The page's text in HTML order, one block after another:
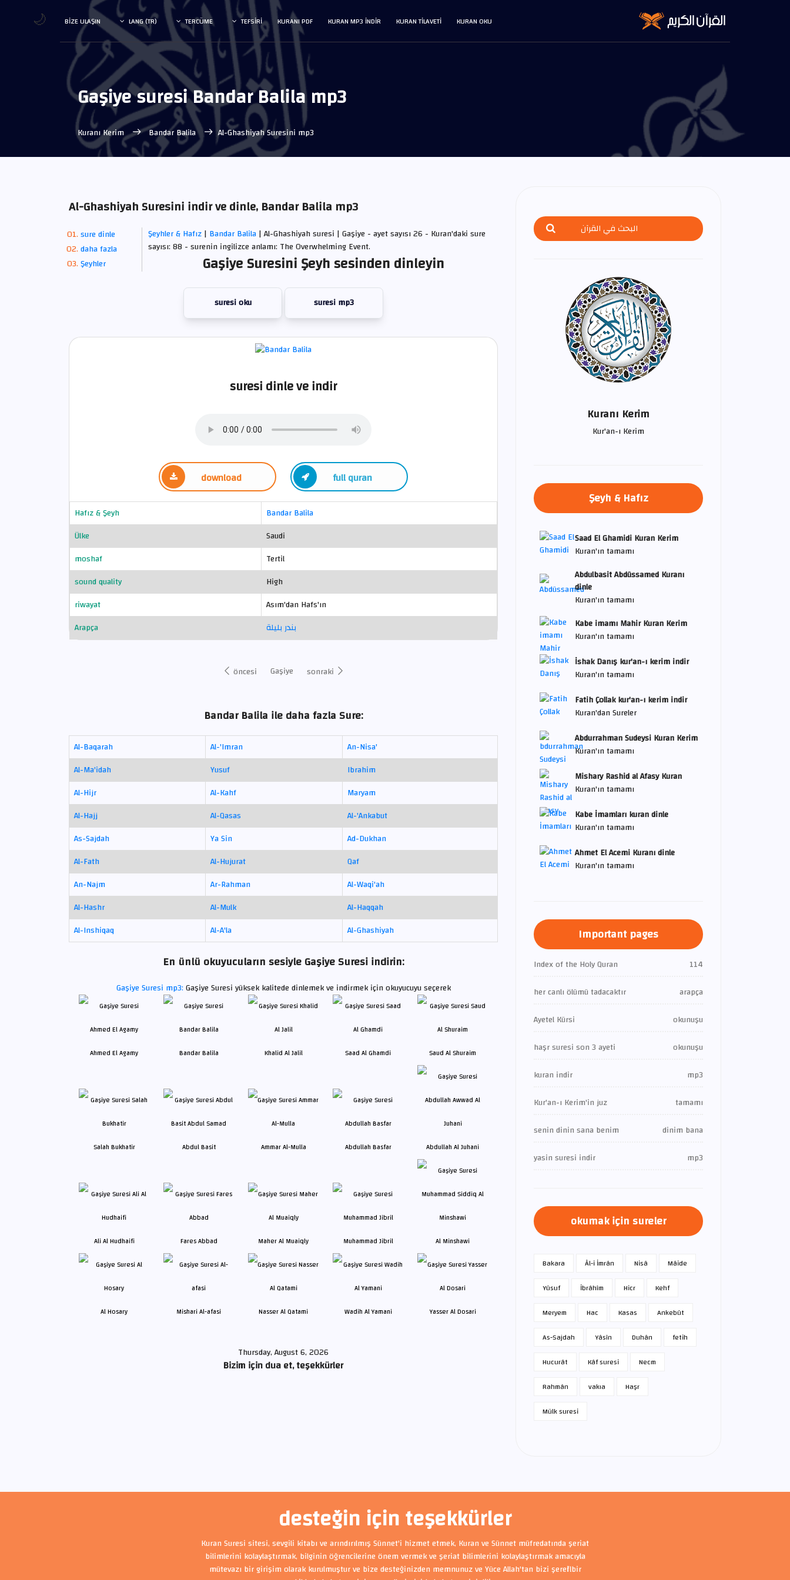
KURAN OKU
KURAN TILAVETI
KURAN MP3 INDIR
KURANI PDF
TEFSIRI
TERCÜME
LANG (TR)
BIZE ULAŞIN
Gaşiye suresi Bandar Balila mp3
Kuranı Kerim Bandar Balila Al-Ghashiyah Suresini mp3
Al-Ghashiyah Suresini indir ve dinle, Bandar Balila mp3
sure dinle
daha fazla
Şeyhler
Şeyhler & Hafız| Bandar Balila| Al-Ghashiyah suresi | Gaşiye - ayet sayısı 26 - Kuran'daki sure
sayısı: 88 - surenin ingilizce anlamı: The Overwhelming Event.
Gaşiye Suresini Şeyh sesinden dinleyin
suresi oku suresi mp3
suresi dinle ve indir
download full quran
Hafız & Şeyh
Bandar Balila
Ülke
Saudi
moshaf
Tertil
sound quality
High
riwayat
Asım'dan Hafs'ın
Arapça
بندر بليلة
öncesi Gaşiye sonraki
Bandar Balila ile daha fazla Sure:
Al-Baqarah Al-'Imran
An-Nisa'
Al-Ma'idah
Yusuf
Ibrahim
Al-Hijr
Al-Kahf
Maryam
Al-Hajj
Al-Qasas
Al-'Ankabut
As-Sajdah
Ya Sin
Ad-Dukhan
Al-Fath
Al-Hujurat
Qaf
An-Najm
Ar-Rahman
Al-Waqi'ah
Al-Hashr
Al-Mulk
Al-Haqqah
Al-Inshiqaq
Al-A'la Al-Ghashiyah
En ünlü okuyucuların sesiyle Gaşiye Suresi indirin:
Gaşiye Suresi mp3:Gaşiye Suresi yüksek kalitede dinlemek ve indirmek için okuyucuyu seçerek
Ahmed El Agamy Bandar Balila Khalid Al Jalil Saad Al Ghamdi Saud Al Shuraim
Salah Bukhatir Abdul Basit Ammar Al-Mulla Abdullah Basfar Abdullah Al Juhani
Ali Al Hudhaifi Fares Abbad Maher Al Muaiqly Muhammad Jibril Al Minshawi
Al Hosary Mishari Al-afasi Nasser Al Qatami Wadih Al Yamani Yasser Al Dosari
Thursday, August 6, 2026
Bizim için dua et, teşekkürler
Kuranı Kerim
Kur'an-ı Kerim
Şeyh & Hafız
Saad El Ghamidi Kuran Kerim
Kuran'ın tamamı
Abdulbasit Abdüssamed Kuranı
dinle
Kuran'ın tamamı
Kabe imamı Mahir Kuran Kerim
Kuran'ın tamamı
İshak Danış kur'an-ı kerim indir
Kuran'ın tamamı
Fatih Çollak kur'an-ı kerim indir
Kuran'dan Sureler
Abdurrahman Sudeysi Kuran Kerim
Kuran'ın tamamı
Mishary Rashid al Afasy Kuran
Kuran'ın tamamı
Kabe İmamları kuran dinle
Kuran'ın tamamı
Ahmet El Acemi Kuranı dinle
Kuran'ın tamamı
Important pages
Index of the Holy Quran
114
her canlı ölümü tadacaktır
arapça
Ayetel Kürsi
okunuşu
haşr suresi son 3 ayeti
okunuşu
kuran indir
mp3
Kur'an-ı Kerim'in juz
tamamı
senin dinin sana benim
dinim bana
yasin suresi indir
mp3
okumak için sureler
Bakara Âl-i İmrân Nisâ
Mâide
Yûsuf
İbrâhîm Hicr
Kehf
Meryem
Hac Kasas
Ankebût
As-Sajdah
Yâsîn Duhân
fetih
Hucurât
Kâf suresi
Necm
Rahmân
vakıa
Haşr
Mülk suresi
desteğin için teşekkürler
Kuran Suresi sitesi, sevgili kitabı ve arındırılmış Sünnet'i hizmet etmek, Kuran ve Sünnet müfredatında şeriat
bilimlerini kolaylaştırmak, bilginin öğrencilerine önem vermek ve şeriat bilimlerini kolaylaştırmak amacıyla
mütevazı bir girişim olarak kurulmuştur ve bize desteğinizden memnunuz ve Yüce Allah'tan bizi şerefli bir
🌙